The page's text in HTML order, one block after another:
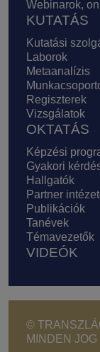
Webinarok,
KUTATÁS
Kutatási
Laborok
Metaanalízis
Regiszterek
Vizsgálatok
OKTATÁS
Képzési
Gyakori
Hallgatók
Partner
Publikációk
Tanévek
Témavezetők
VIDEÓK
©
MINDEN